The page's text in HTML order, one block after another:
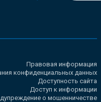
Правовая информация
конфиденциальных данных
Доступность сайта
Доступ к информации
о мошенничестве